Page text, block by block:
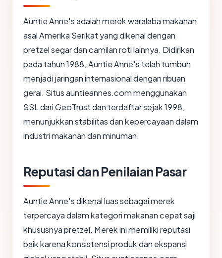
Auntie Anne's adalah merek waralaba makanan
asal Amerika Serikat yang dikenal dengan
pretzel segar dan camilan roti lainnya. Didirikan
pada tahun 1988, Auntie Anne's telah tumbuh
menjadi jaringan internasional dengan ribuan
gerai. Situs auntieannes.com menggunakan
SSL dari GeoTrust dan terdaftar sejak 1998,
menunjukkan stabilitas dan kepercayaan dalam
industri makanan dan minuman.
Reputasi dan Penilaian Pasar
Auntie Anne's dikenal luas sebagai merek
terpercaya dalam kategori makanan cepat saji
khususnya pretzel. Merek ini memiliki reputasi
baik karena konsistensi produk dan ekspansi